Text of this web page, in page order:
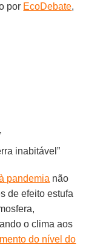
por EcoDebate,
inabitável”
pandemia não
de efeito estufa
o clima aos
do nível do